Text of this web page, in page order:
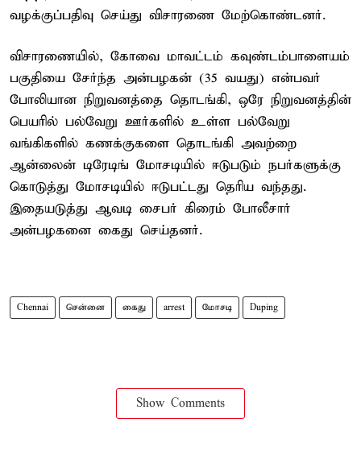
வழக்குப்பதிவு செய்து விசாரணை மேற்கொண்டனர்.
விசாரணையில், கோவை மாவட்டம் கவுண்டம்பாளையம்
பகுதியை சேர்ந்த அன்பழகன் (35 வயது) என்பவர்
போலியான நிறுவனத்தை தொடங்கி, ஒரே நிறுவனத்தின்
பெயரில் பல்வேறு ஊர்களில் உள்ள பல்வேறு
வங்கிகளில் கணக்குகளை தொடங்கி அவற்றை
ஆன்லைன் டிரேடிங் மோசடியில் ஈடுபடும் நபர்களுக்கு
கொடுத்து மோசடியில் ஈடுபட்டது தெரிய வந்தது.
இதையடுத்து ஆவடி சைபர் கிரைம் போலீசார்
அன்பழகனை கைது செய்தனர்.
Chennai சென்னை கைது arrest மோசடி Duping
Show Comments